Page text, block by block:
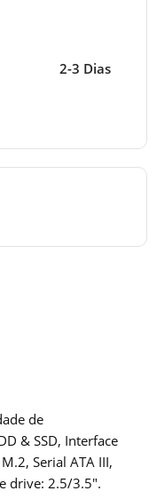
2-3 Dias
de
& SSD, Interface
Serial ATA III,
drive: 2.5/3.5″.